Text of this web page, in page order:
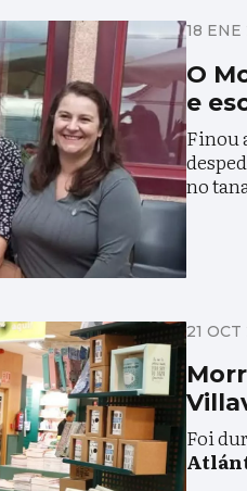
18 ENE
O
e
Finou
no
21
Foi